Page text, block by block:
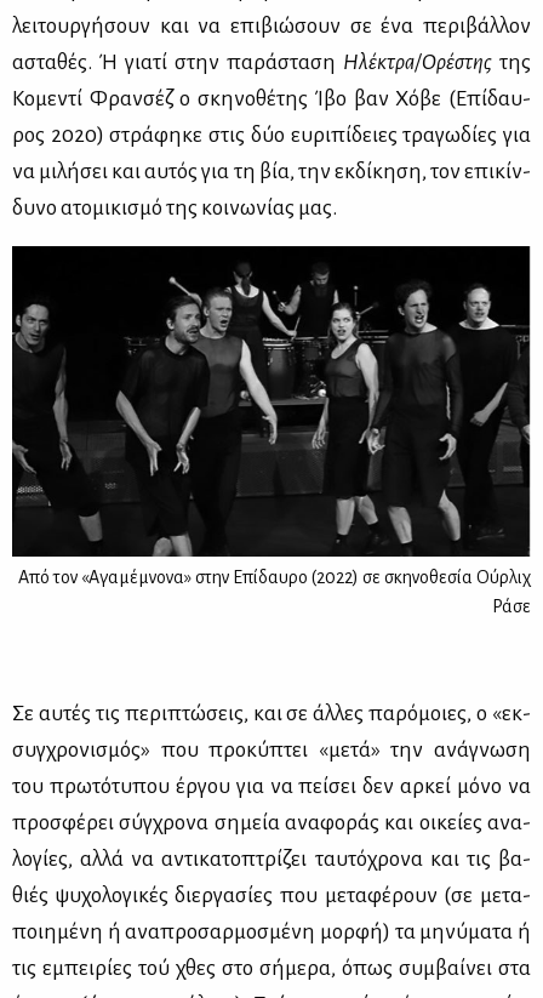
λει­τουρ­γή­σουν και να επι­βιώ­σουν σε ένα πε­ρι­βάλ­λον
αστα­θές. Ή για­τί στην πα­ρά­στα­ση Ηλέ­κτρα/Ορέ­στης της
Κο­με­ντί Φραν­σέζ ο σκη­νο­θέ­της Ίβο βαν Χό­βε (Επί­δαυ­
ρος 2020) στρά­φη­κε στις δύο ευ­ρι­πί­δειες τρα­γω­δί­ες για
να μι­λή­σει και αυ­τός για τη βία, την εκ­δί­κη­ση, τον επι­κίν­
δυ­νο ατο­μι­κι­σμό της κοι­νω­νί­ας μας.
Από τον «Αγαμέμνονα» στην Επίδαυρο (2022) σε σκηνοθεσία Ούρλιχ
Ράσε
Σε αυ­τές τις πε­ρι­πτώ­σεις, και σε άλ­λες πα­ρό­μοιες, ο «εκ­
συγ­χρο­νι­σμός» που προ­κύ­πτει «με­τά» την ανά­γνω­ση
του πρω­τό­τυ­που έρ­γου για να πεί­σει δεν αρ­κεί μό­νο να
προ­σφέ­ρει σύγ­χρο­να ση­μεία ανα­φο­ράς και οι­κεί­ες ανα­
λο­γί­ες, αλ­λά να αντι­κα­το­πτρί­ζει ταυ­τό­χρο­να και τις βα­
θιές ψυ­χο­λο­γι­κές διερ­γα­σί­ες που με­τα­φέ­ρουν (σε με­τα­
ποι­η­μέ­νη ή ανα­προ­σαρ­μο­σμέ­νη μορ­φή) τα μη­νύ­μα­τα ή
τις εμπει­ρί­ες τού χθες στο σή­με­ρα, όπως συμ­βαί­νει στα